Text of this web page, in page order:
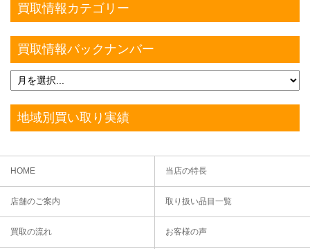
買取情報カテゴリー
買取情報バックナンバー
地域別買い取り実績
HOME 当店の特長
店舗のご案内 取り扱い品目一覧
買取の流れ お客様の声